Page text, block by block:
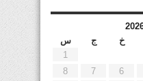
خ ج
س
1
6
7
8